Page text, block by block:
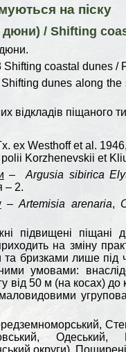
на піску
дюни) / Shifting
Shifting coastal dunes /
dunes along the
відкладів піщаного
ex Westhoff et al.
Korzhenevskii et
–Argusia sibirica
– 2.
–Artemisia arenaria,
підвищені піщані
на зміну
бризками лише під
умовами:
50 м (на косах) до
Одеський,